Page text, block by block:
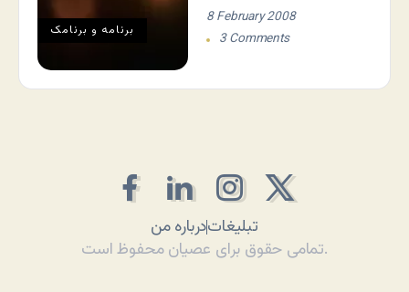
برنامه و برنامک
8 February 2008
3 Comments
درباره منتبلیغات
تمامی حقوق برای عصیان محفوظ است.